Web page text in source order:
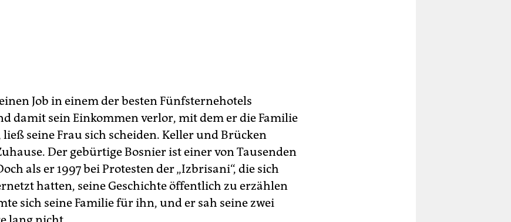
Job in einem der besten Fünfsternehotels
damit sein Einkommen verlor, mit dem er die Familie
seine Frau sich scheiden. Keller und Brücken
Der gebürtige Bosnier ist einer von Tausenden
als er 1997 bei Protesten der „Izbrisani“, die sich
hatten, seine Geschichte öffentlich zu erzählen
sich seine Familie für ihn, und er sah seine zwei